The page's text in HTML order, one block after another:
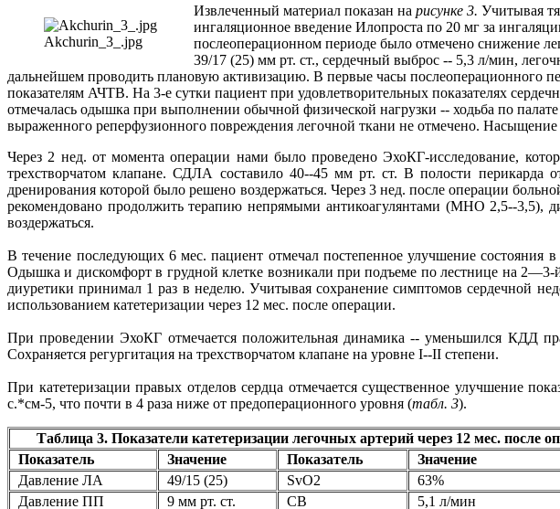
Akchurin_3_.jpg
Извлеченный материал показан на рисунке 3. Учитывая
ингаляционное введение Илопроста по 20 мг за
послеоперационном периоде было отмечено снижение
39/17 (25) мм рт. ст., сердечный выброс -- 5,3 л/мин,
дальнейшем проводить плановую активизацию. В первые часы послеоперационного
показателям АЧТВ. На 3-е сутки пациент при удовлетворительных показателях
отмечалась одышка при выполнении обычной физической нагрузки -- ходьба по
выраженного реперфузионного повреждения легочной ткани не отмечено.
Через 2 нед. от момента операции нами было проведено ЭхоКГ-исследование,
трехстворчатом клапане. СДЛА составило 40--45 мм рт. ст. В полости перикарда
дренирования которой было решено воздержаться. Через 3 нед. после операции
рекомендовано продолжить терапию непрямыми антикоагулянтами (МНО 2,5--3,5),
воздержаться.
В течение последующих 6 мес. пациент отмечал постепенное улучшение состояния
Одышка и дискомфорт в грудной клетке возникали при подъеме по лестнице на
диуретики принимал 1 раз в неделю. Учитывая сохранение симптомов сердечной
использованием катетеризации через 12 мес. после операции.
При проведении ЭхоКГ отмечается положительная динамика -- уменьшился КДД
Сохраняется регургитация на трехстворчатом клапане на уровне I--II степени.
При катетеризации правых отделов сердца отмечается существенное улучшение
с.*см-5, что почти в 4 раза ниже от предоперационного уровня (табл. 3).
Таблица 3. Показатели катетеризации легочных артерий через 12 мес. после
Показатель
Значение Показатель
Значение
Давление ЛА
49/15 (25) SvO2
63%
Давление ПП
9 мм рт. ст. СВ 5,1 л/мин